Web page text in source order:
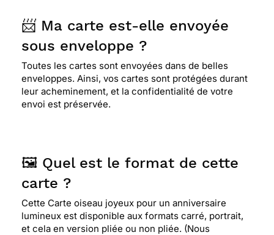
📨 Ma carte est-elle envoyée
sous enveloppe ?
Toutes les cartes sont envoyées dans de belles
enveloppes. Ainsi, vos cartes sont protégées durant
leur acheminement, et la confidentialité de votre
envoi est préservée.
🖼️ Quel est le format de cette
carte ?
Cette Carte oiseau joyeux pour un anniversaire
lumineux est disponible aux formats carré, portrait,
et cela en version pliée ou non pliée. (Nous